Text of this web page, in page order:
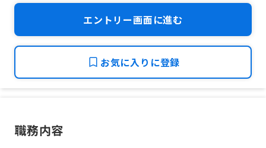
エントリー画面に進む
お気に入りに登録
職務内容